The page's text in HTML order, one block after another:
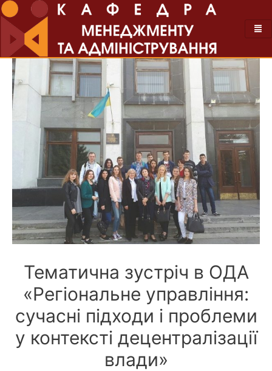
Тематична зустріч в ОДА
«Регіональне управління:
сучасні підходи і проблеми
у контексті децентралізації
влади»